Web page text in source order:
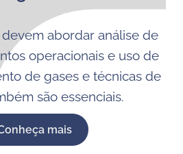
abordar análise de
operacionais e uso de
de gases e técnicas de
são essenciais.
mais